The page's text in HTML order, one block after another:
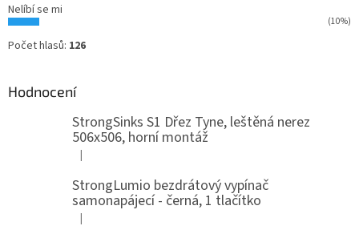
Nelíbí se mi
(10%)
Počet hlasů: 126
Hodnocení
StrongSinks S1 Dřez Tyne, leštěná nerez
506x506, horní montáž
Hodnocení produktu je 5 z 5 hvězdiček.
|
StrongLumio bezdrátový vypínač
samonapájecí - černá, 1 tlačítko
Hodnocení produktu je 4 z 5 hvězdiček.
|